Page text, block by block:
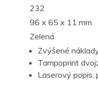
232
96 x 65 x 11 mm
Zelená
Zvýšené
Tampoprint
Laserový popis,